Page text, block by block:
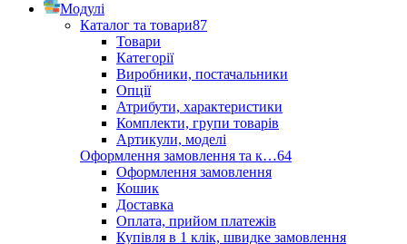
Модулі
Каталог та товари87
Товари
Категорії
Виробники, постачальники
Опції
Атрибути, характеристики
Комплекти, групи товарів
Артикули, моделі
Оформлення замовлення та к…64
Оформлення замовлення
Кошик
Доставка
Оплата, прийом платежів
Купівля в 1 клік, швидке замовлення